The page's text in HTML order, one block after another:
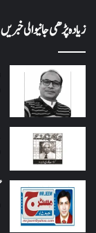
زیادہ پڑھی جانیوالی خبریں